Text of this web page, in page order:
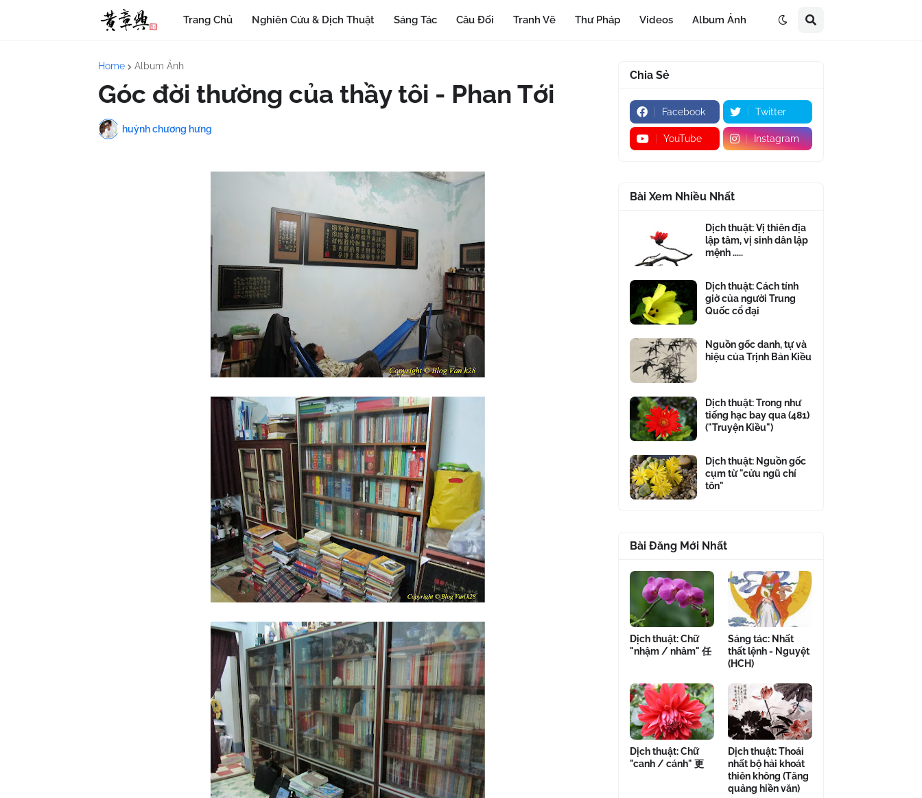
Trang Chủ Nghiên Cứu & Dịch Thuật Sáng Tác Câu Đối Tranh Vẽ Thư Pháp Videos Album Ảnh
Home Album Ảnh
Góc đời thường của thầy tôi - Phan Tới
huỳnh chương hưng
Chia Sẻ
Facebook Twitter
YouTube Instagram
Bài Xem Nhiều Nhất
Dịch thuật: Vị thiên địa
lập tâm, vị sinh dân lập
mệnh .....
Dịch thuật: Cách tính
giờ của người Trung
Quốc cổ đại
Nguồn gốc danh, tự và
hiệu của Trịnh Bản Kiều
Dịch thuật: Trong như
tiếng hạc bay qua (481)
("Truyện Kiều")
Dịch thuật: Nguồn gốc
cụm từ "cửu ngũ chí
tôn"
Bài Đăng Mới Nhất
Dịch thuật: Chữ
"nhậm / nhâm" 任
Sáng tác: Nhất
thất lệnh - Nguyệt
(HCH)
Dịch thuật: Chữ
"canh / cánh" 更
Dịch thuật: Thoái
nhất bộ hải khoát
thiên không (Tăng
quảng hiền văn)